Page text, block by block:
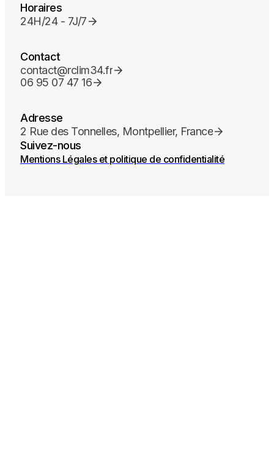
Horaires
24H/24 - 7J/7
Contact
contact@rclim34.fr
06 95 07 47 16
Adresse
2 Rue des Tonnelles, Montpellier, France
Suivez-nous
Mentions Légales et politique de confidentialité